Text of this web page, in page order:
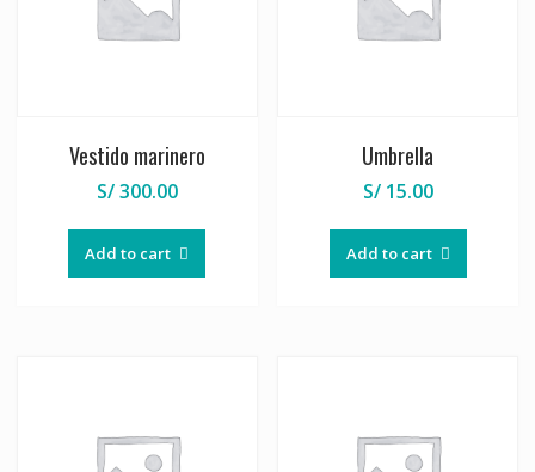
Vestido marinero
S/300.00
Add to cart
Umbrella
S/15.00
Add to cart